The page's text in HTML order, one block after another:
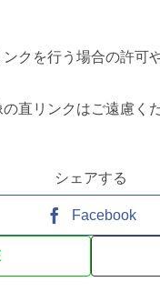
クを行う場合の許可
直リンクはご遠慮くだ
シェアする
Facebook